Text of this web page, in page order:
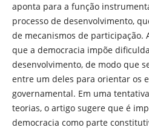
aponta para a função
processo de desenvolvimento,
de mecanismos de participação.
que a democracia impõe
desenvolvimento, de modo que
entre um deles para orientar os
governamental. Em uma
teorias, o artigo sugere que é
democracia como parte